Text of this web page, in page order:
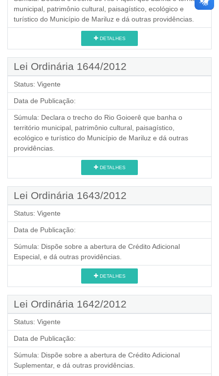
municipal, patrimônio cultural, paisagístico, ecológico e
turístico do Município de Mariluz e dá outras providências.
DETALHES
Lei Ordinária 1644/2012
Status: Vigente
Data de Publicação:
Súmula: Declara o trecho do Rio Goioerê que banha o
território municipal, patrimônio cultural, paisagístico,
ecológico e turístico do Município de Mariluz e dá outras
providências.
DETALHES
Lei Ordinária 1643/2012
Status: Vigente
Data de Publicação:
Súmula: Dispõe sobre a abertura de Crédito Adicional
Especial, e dá outras providências.
DETALHES
Lei Ordinária 1642/2012
Status: Vigente
Data de Publicação:
Súmula: Dispõe sobre a abertura de Crédito Adicional
Suplementar, e dá outras providências.